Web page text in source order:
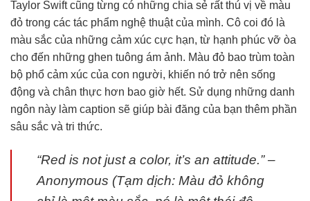
Taylor Swift cũng từng có những chia sẻ rất thú vị về màu
đỏ trong các tác phẩm nghệ thuật của mình. Cô coi đó là
màu sắc của những cảm xúc cực hạn, từ hạnh phúc vỡ òa
cho đến những ghen tuông ám ảnh. Màu đỏ bao trùm toàn
bộ phổ cảm xúc của con người, khiến nó trở nên sống
động và chân thực hơn bao giờ hết. Sử dụng những danh
ngôn này làm caption sẽ giúp bài đăng của bạn thêm phần
sâu sắc và tri thức.
“Red is not just a color, it’s an attitude.” –
Anonymous (Tạm dịch: Màu đỏ không